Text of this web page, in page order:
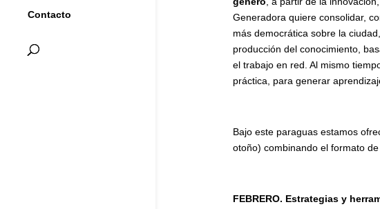
Contacto
Generadora quiere consolidar,
más democrática sobre la
producción del conocimiento,
el trabajo en red. Al mismo
práctica, para generar
Bajo este paraguas estamos
otoño) combinando el formato
FEBRERO. Estrategias y